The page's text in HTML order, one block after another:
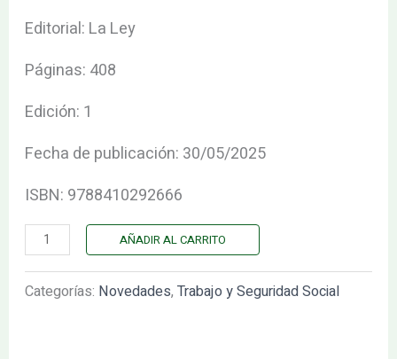
Editorial: La Ley
Páginas: 408
Edición: 1
Fecha de publicación: 30/05/2025
ISBN: 9788410292666
TRABAJO,
LA
cantidad
AÑADIR AL CARRITO
Categorías: Novedades, Trabajo y Seguridad Social